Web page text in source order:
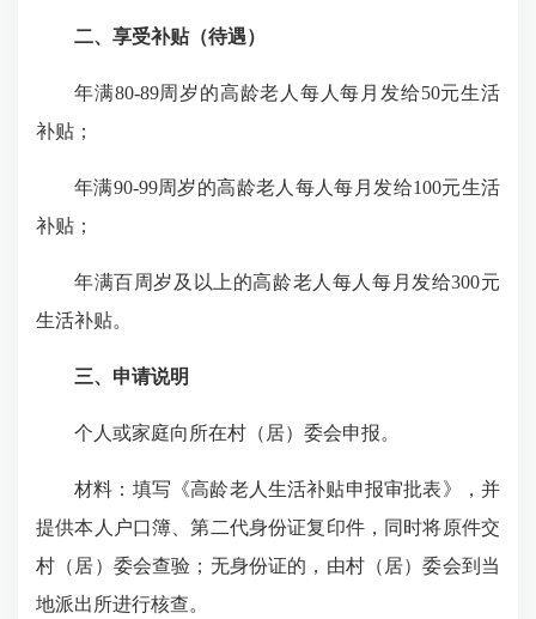
二、享受补贴（待遇）
年满80-89周岁的高龄老人每人每月发给50元生活
补贴；
年满90-99周岁的高龄老人每人每月发给100元生活
补贴；
年满百周岁及以上的高龄老人每人每月发给300元
生活补贴。
三、申请说明
个人或家庭向所在村（居）委会申报。
材料：填写《高龄老人生活补贴申报审批表》，并
提供本人户口簿、第二代身份证复印件，同时将原件交
村（居）委会查验；无身份证的，由村（居）委会到当
地派出所进行核查。